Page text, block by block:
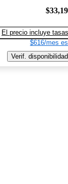
El precio incluye tasas
$616/mes
Verif. disponibilidad